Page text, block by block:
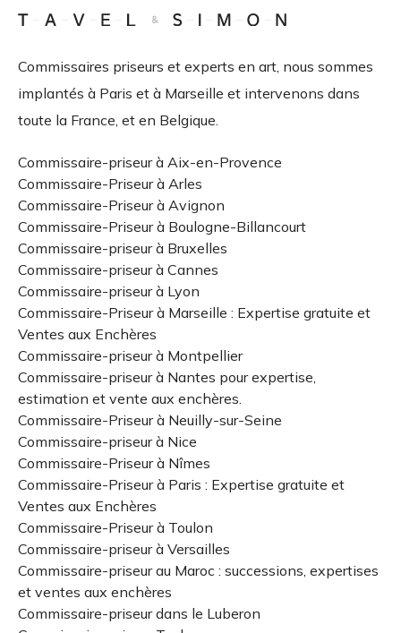
Commissaires priseurs et experts en art, nous sommes
implantés à Paris et à Marseille et intervenons dans
toute la France, et en Belgique.
Commissaire-priseur à Aix-en-Provence
Commissaire-Priseur à Arles
Commissaire-Priseur à Avignon
Commissaire-Priseur à Boulogne-Billancourt
Commissaire-priseur à Bruxelles
Commissaire-priseur à Cannes
Commissaire-priseur à Lyon
Commissaire-Priseur à Marseille : Expertise gratuite et
Ventes aux Enchères
Commissaire-priseur à Montpellier
Commissaire-priseur à Nantes pour expertise,
estimation et vente aux enchères.
Commissaire-Priseur à Neuilly-sur-Seine
Commissaire-priseur à Nice
Commissaire-Priseur à Nîmes
Commissaire-Priseur à Paris : Expertise gratuite et
Ventes aux Enchères
Commissaire-Priseur à Toulon
Commissaire-priseur à Versailles
Commissaire-priseur au Maroc : successions, expertises
et ventes aux enchères
Commissaire-priseur dans le Luberon